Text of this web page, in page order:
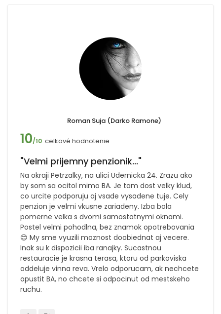
Roman Suja (Darko Ramone)
10/10 celkové hodnotenie
"Velmi prijemny penzionik..."
Na okraji Petrzalky, na ulici Udernicka 24. Zrazu ako
by som sa ocitol mimo BA. Je tam dost velky klud,
co urcite podporuju aj vsade vysadene tuje. Cely
penzion je velmi vkusne zariadeny. Izba bola
pomerne velka s dvomi samostatnymi oknami.
Postel velmi pohodlna, bez znamok opotrebovania
😊 My sme vyuzili moznost doobiednat aj vecere.
Inak su k dispozicii iba ranajky. Sucastnou
restauracie je krasna terasa, ktoru od parkoviska
oddeluje vinna reva. Vrelo odporucam, ak nechcete
opustit BA, no chcete si odpocinut od mestskeho
ruchu.